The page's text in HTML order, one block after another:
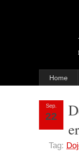
Home
Sep.
22
Tag: